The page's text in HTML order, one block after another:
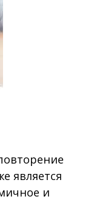
является
и